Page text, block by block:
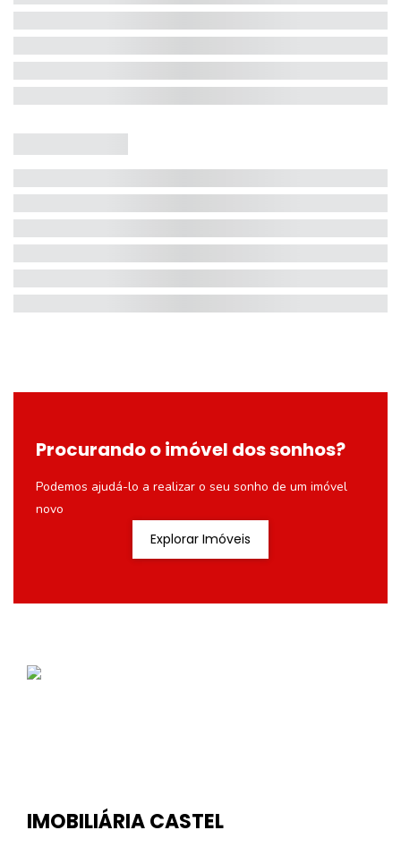
Procurando o imóvel dos sonhos?
Podemos ajudá-lo a realizar o seu sonho de um imóvel
novo
Explorar Imóveis
IMOBILIÁRIA CASTEL